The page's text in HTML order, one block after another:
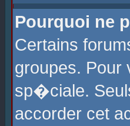
Pourquoi ne
Certains
groupes. Pour
sp�ciale.
accorder cet